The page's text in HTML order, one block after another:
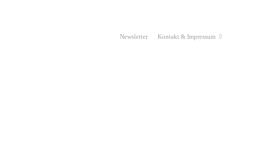
Newsletter Kontakt & Impressum